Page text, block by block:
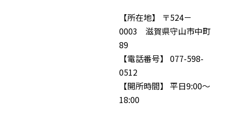
【所在地】 〒524－
0003 滋賀県守山市中町
89
【電話番号】 077-598-
0512
【開所時間】 平日9:00～
18:00